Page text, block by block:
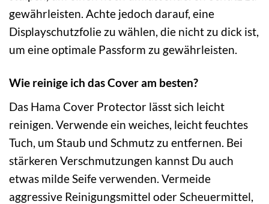
gewährleisten. Achte jedoch darauf, eine
Displayschutzfolie zu wählen, die nicht zu dick ist,
um eine optimale Passform zu gewährleisten.
Wie reinige ich das Cover am besten?
Das Hama Cover Protector lässt sich leicht
reinigen. Verwende ein weiches, leicht feuchtes
Tuch, um Staub und Schmutz zu entfernen. Bei
stärkeren Verschmutzungen kannst Du auch
etwas milde Seife verwenden. Vermeide
aggressive Reinigungsmittel oder Scheuermittel,